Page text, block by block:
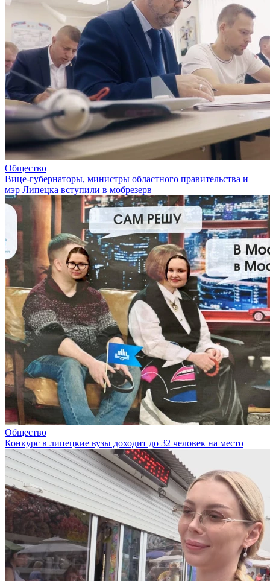
Общество
Вице-губернаторы, министры областного правительства и
мэр Липецка вступили в мобрезерв
Общество
Конкурс в липецкие вузы доходит до 32 человек на место